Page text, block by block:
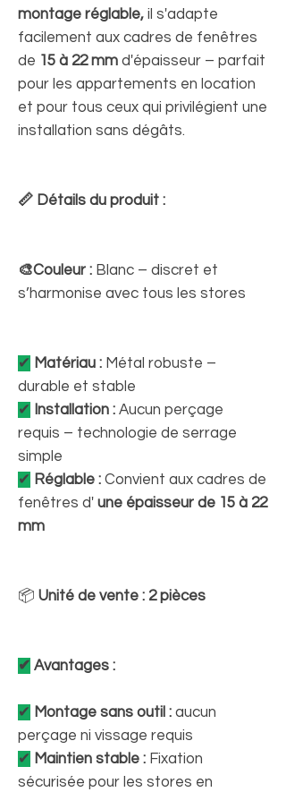
montage réglable, il s'adapte
facilement aux cadres de fenêtres
de 15 à 22 mm d'épaisseur – parfait
pour les appartements en location
et pour tous ceux qui privilégient une
installation sans dégâts.
📏 Détails du produit :
🎨Couleur : Blanc – discret et
s’harmonise avec tous les stores
✔ Matériau : Métal robuste –
durable et stable
✔ Installation : Aucun perçage
requis – technologie de serrage
simple
✔ Réglable : Convient aux cadres de
fenêtres d' une épaisseur de 15 à 22
mm
📦 Unité de vente : 2 pièces
✔ Avantages :
✔ Montage sans outil : aucun
perçage ni vissage requis
✔ Maintien stable : Fixation
sécurisée pour les stores en